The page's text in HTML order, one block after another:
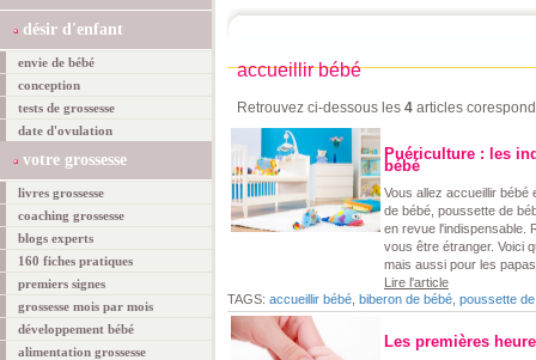
désir d'enfant
envie de bébé
conception
tests de grossesse
date d'ovulation
votre grossesse
livres grossesse
coaching grossesse
blogs experts
160 fiches pratiques
premiers signes
grossesse mois par mois
développement bébé
alimentation grossesse
accueillir bébé
Retrouvez ci-dessous les 4 articles
Puériculture : les
bébé
Vous allez accueillir bébé
de bébé, poussette de
en revue l'indispensable.
vous être étranger. Voici
mais aussi pour les
Lire l'article
TAGS: accueillir bébé biberon de bébé poussette
Les premières